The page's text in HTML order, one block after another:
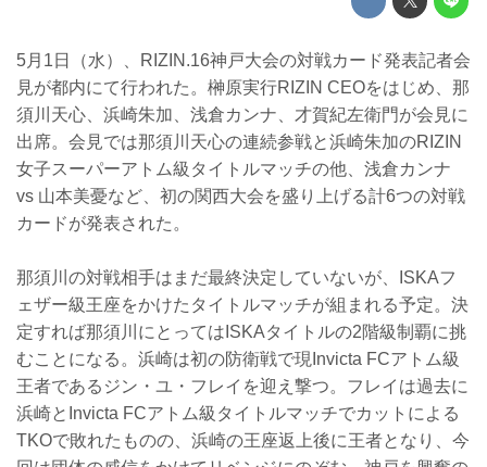
5月1日（水）、RIZIN.16神戸大会の対戦カード発表記者会
見が都内にて行われた。榊原実行RIZIN CEOをはじめ、那
須川天心、浜崎朱加、浅倉カンナ、才賀紀左衛門が会見に
出席。会見では那須川天心の連続参戦と浜崎朱加のRIZIN
女子スーパーアトム級タイトルマッチの他、浅倉カンナ
vs 山本美憂など、初の関西大会を盛り上げる計6つの対戦
カードが発表された。
那須川の対戦相手はまだ最終決定していないが、ISKAフ
ェザー級王座をかけたタイトルマッチが組まれる予定。決
定すれば那須川にとってはISKAタイトルの2階級制覇に挑
むことになる。浜崎は初の防衛戦で現Invicta FCアトム級
王者であるジン・ユ・フレイを迎え撃つ。フレイは過去に
浜崎とInvicta FCアトム級タイトルマッチでカットによる
TKOで敗れたものの、浜崎の王座返上後に王者となり、今